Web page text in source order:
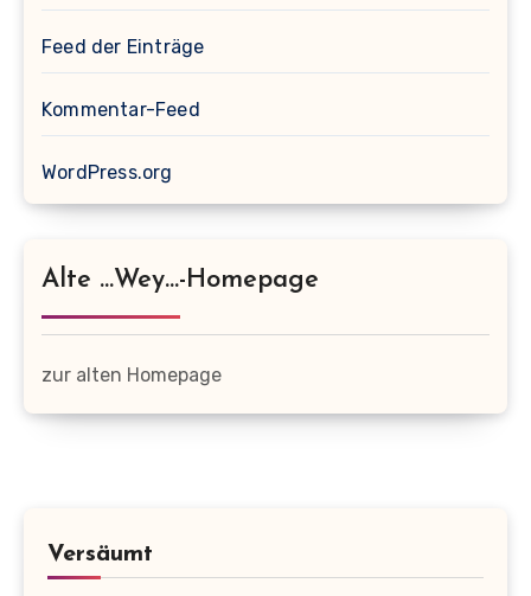
Feed der Einträge
Kommentar-Feed
WordPress.org
Alte …wey…-Homepage
zur alten Homepage
Versäumt